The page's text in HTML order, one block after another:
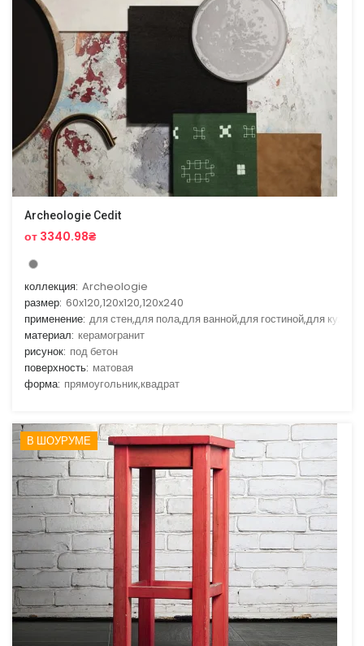
Archeologie Cedit
от 3340.98₴
коллекция: Archeologie
размер: 60x120,120x120,120x240
применение: для стен,для пола,для ванной,для гостиной,для кухни
материал: керамогранит
рисунок: под бетон
поверхность: матовая
форма: прямоугольник,квадрат
В ШОУРУМЕ